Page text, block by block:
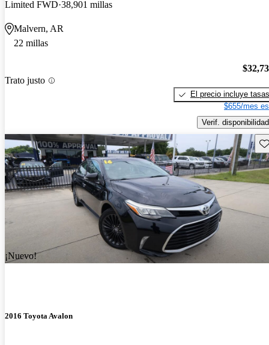
Limited FWD 38,901 millas
Malvern, AR
22 millas
Trato justo
El precio incluye tasas
$655/mes
Verif. disponibilidad
¡Nuevo!
2016 Toyota Avalon